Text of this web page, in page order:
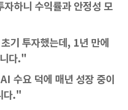
하니 수익률과 안정성 모
기 투자했는데, 1년 만에
다."
수요 덕에 매년 성장 중이
다."